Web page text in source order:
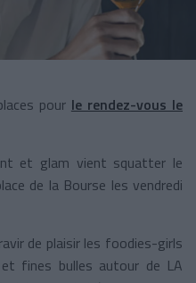
pour le rendez-vous le
et glam vient squatter le
de la Bourse les vendredi
de plaisir les foodies-girls
fines bulles autour de LA